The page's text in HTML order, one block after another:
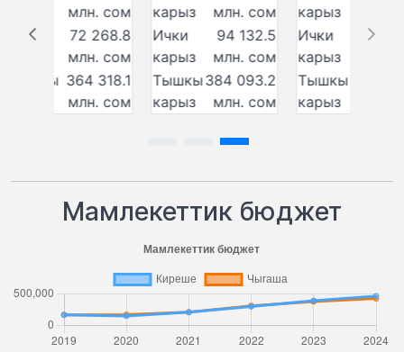
млн. сом
Ички
72 268.8
млн. сом
Тышкы 364 318.1
млн. сом
карыз
млн. сом
Ички
карыз
94 132.5
млн. сом
Тышкы
карыз
384 093.2
млн. сом
карыз
Ички
карыз
145
Тышкы
карыз
Мамлекеттик бюджет